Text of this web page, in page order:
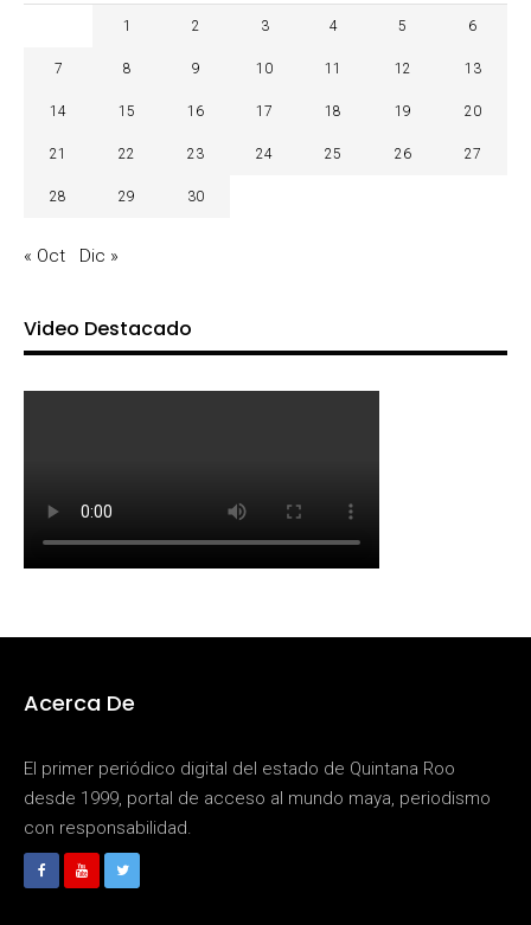
1 2 3 4 5 6
7 8 9 10 11 12 13
14 15 16 17 18 19 20
21 22 23 24 25 26 27
28 29 30
« Oct Dic »
Video Destacado
Acerca De
El primer periódico digital del estado de Quintana Roo
desde 1999, portal de acceso al mundo maya, periodismo
con responsabilidad.